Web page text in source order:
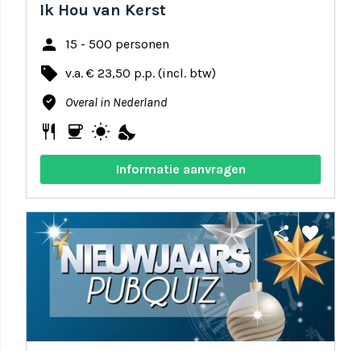
Ik Hou van Kerst
person 15 - 500 personen
local_offer v.a. € 23,50 p.p. (incl. btw)
where_to_vote Overal in Nederland
restaurant coffee wb_sunny nights_stay
Informatie aanvragen
share favorite